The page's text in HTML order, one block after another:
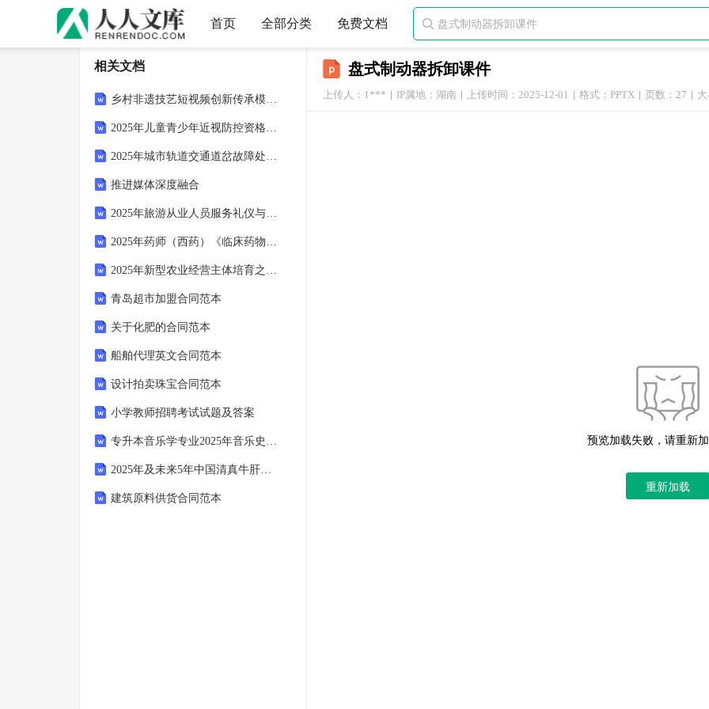
首页 全部分类 免费文档 
盘式制动器拆卸课件
上传人：1*** IP属地：湖南 上传时间：2025-12-01 格式：PPTX 页数：27
预览加载失败，请重新
重新加载
相关文档
乡村非遗技艺短视频创新传承模式考核试卷
2025年儿童青少年近视防控资格证考试儿童青少年近视智能化筛查技术规范考核试卷
2025年城市轨道交通道岔故障处理考核试卷
推进媒体深度融合
2025年旅游从业人员服务礼仪与职业素养提升考核试卷
2025年药师（西药）《临床药物治疗学》黑色素瘤靶向药物医保政策解读考核试卷
2025年新型农业经营主体培育之农业国际贸易规则与实务考核试卷
青岛超市加盟合同范本
关于化肥的合同范本
船舶代理英文合同范本
设计拍卖珠宝合同范本
小学教师招聘考试试题及答案
专升本音乐学专业2025年音乐史测试（含答案）
2025年及未来5年中国清真牛肝素钠市场深度调查评估及投资方向研究报告
建筑原料供货合同范本